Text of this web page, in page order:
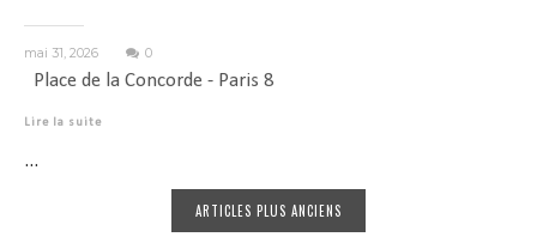
mai 31, 2026 0
Place de la Concorde - Paris 8
Lire la suite
...
ARTICLES PLUS ANCIENS